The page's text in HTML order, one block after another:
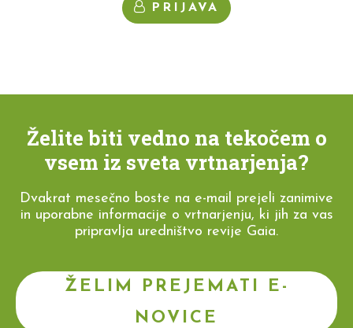
PRIJAVA
Želite biti vedno na tekočem o
vsem iz sveta vrtnarjenja?
Dvakrat mesečno boste na e-mail prejeli zanimive
in uporabne informacije o vrtnarjenju, ki jih za vas
pripravlja uredništvo revije Gaia.
ŽELIM PREJEMATI E-
NOVICE